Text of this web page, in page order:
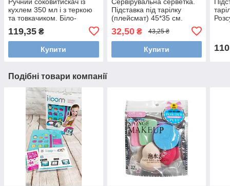
кухлем 350 мл і з теркою
та товкачиком. Біло-
119,35 ₴
Купити
Підставка під тарілку
(плейсмат) 45*35 см.
32,50₴ 43,25 ₴
Купити
Подібні товари компанії